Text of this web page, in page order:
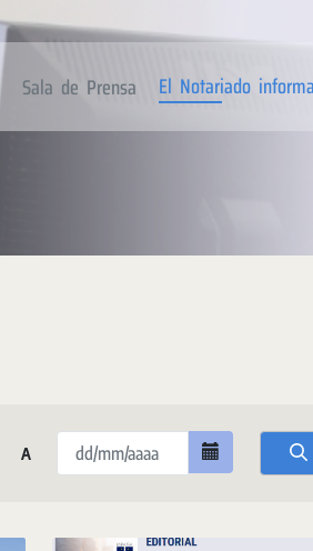
Sala de Prensa El Notariado informa
A